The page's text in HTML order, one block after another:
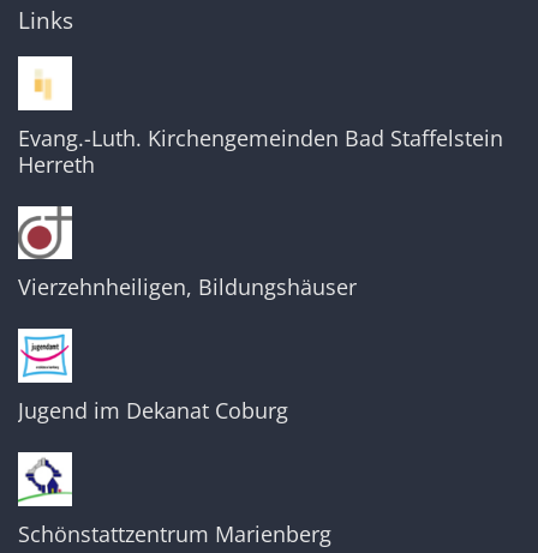
Links
Evang.-Luth. Kirchengemeinden Bad Staffelstein
Herreth
Vierzehnheiligen, Bildungshäuser
Jugend im Dekanat Coburg
Schönstattzentrum Marienberg